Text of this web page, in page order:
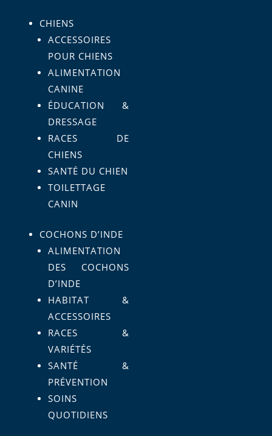
CHIENS
ACCESSOIRES
POUR CHIENS
ALIMENTATION
CANINE
ÉDUCATION &
DRESSAGE
RACES DE
CHIENS
SANTÉ DU CHIEN
TOILETTAGE
CANIN
COCHONS D’INDE
ALIMENTATION
DES COCHONS
D’INDE
HABITAT &
ACCESSOIRES
RACES &
VARIÉTÉS
SANTÉ &
PRÉVENTION
SOINS
QUOTIDIENS